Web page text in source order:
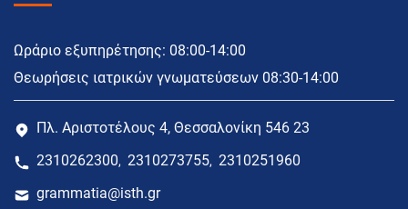
Ωράριο εξυπηρέτησης: 08:00-14:00
Θεωρήσεις ιατρικών γνωματεύσεων 08:30-14:00
Πλ. Αριστοτέλους 4, Θεσσαλονίκη 546 23
2310262300, 2310273755, 2310251960
grammatia@isth.gr